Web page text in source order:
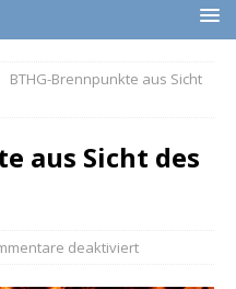
BTHG-Brennpunkte aus Sicht
aus Sicht des
deaktiviert